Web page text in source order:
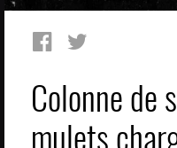
Colonne de
mulets